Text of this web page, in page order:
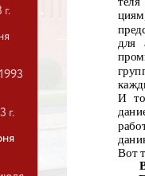
г.
для
И
Вот